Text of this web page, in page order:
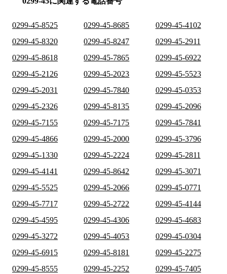
0299-45-8525 0299-45-8685
0299-45-4102
0299-45-8320
0299-45-8247
0299-45-2911
0299-45-8618
0299-45-7865
0299-45-6922
0299-45-2126
0299-45-2023
0299-45-5523
0299-45-2031
0299-45-7840
0299-45-0353
0299-45-2326
0299-45-8135
0299-45-2096
0299-45-7155
0299-45-7175
0299-45-7841
0299-45-4866
0299-45-2000
0299-45-3796
0299-45-1330
0299-45-2224
0299-45-2811
0299-45-4141
0299-45-8642
0299-45-3071
0299-45-5525
0299-45-2066
0299-45-0771
0299-45-7717
0299-45-2722
0299-45-4144
0299-45-4595
0299-45-4306
0299-45-4683
0299-45-3272
0299-45-4053
0299-45-0304
0299-45-6915
0299-45-8181
0299-45-2275
0299-45-8555
0299-45-2252
0299-45-7405